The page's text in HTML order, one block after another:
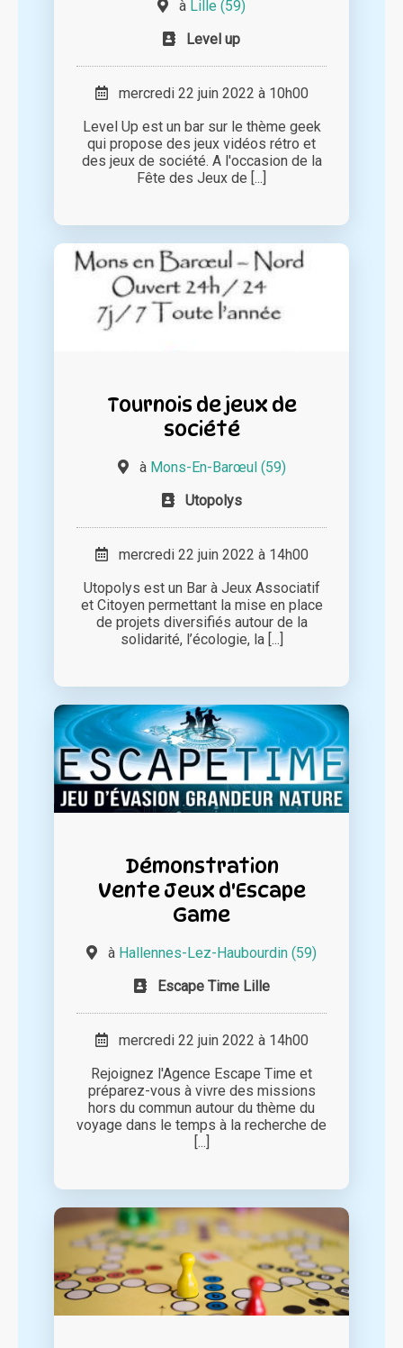
à Lille (59)
Level up
mercredi 22 juin 2022 à 10h00
Level Up est un bar sur le thème geek
qui propose des jeux vidéos rétro et
des jeux de société. A l'occasion de la
Fête des Jeux de [...]
Tournois de jeux de
société
à Mons-En-Barœul (59)
Utopolys
mercredi 22 juin 2022 à 14h00
Utopolys est un Bar à Jeux Associatif
et Citoyen permettant la mise en place
de projets diversifiés autour de la
solidarité, l’écologie, la [...]
Démonstration
Vente Jeux d'Escape
Game
à Hallennes-Lez-Haubourdin (59)
Escape Time Lille
mercredi 22 juin 2022 à 14h00
Rejoignez l'Agence Escape Time et
préparez-vous à vivre des missions
hors du commun autour du thème du
voyage dans le temps à la recherche de
[...]